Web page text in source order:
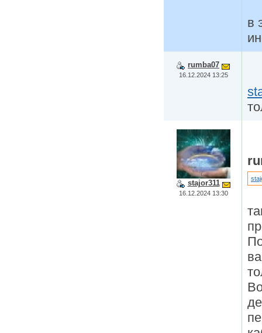
в
rumba07
16.12.2024 13:25
stajor311
16.12.2024 13:30